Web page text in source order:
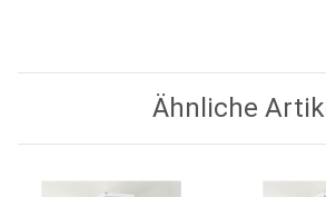
Ähnliche